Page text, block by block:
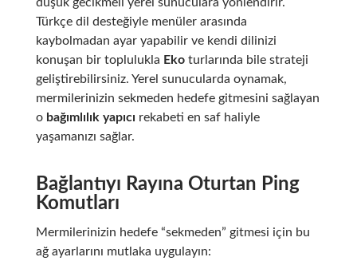
Türkçe dil desteğiyle menüler arasında
kaybolmadan ayar yapabilir ve kendi dilinizi
konuşan bir toplulukla Ekoturlarında bile strateji
geliştirebilirsiniz. Yerel sunucularda oynamak,
mermilerinizin sekmeden hedefe gitmesini sağlayan
o bağımlılık yapıcı rekabeti en saf haliyle
yaşamanızı sağlar.
Bağlantıyı Rayına Oturtan Ping
Komutları
Mermilerinizin hedefe “sekmeden” gitmesi için bu
ağ ayarlarını mutlaka uygulayın: